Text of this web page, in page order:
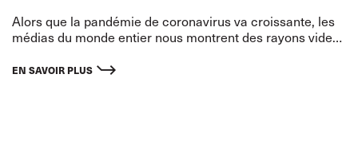
Alors que la pandémie de coronavirus va croissante, les
médias du monde entier nous montrent des rayons vides
provoquant une pénurie de certains produits et
EN SAVOIR PLUS